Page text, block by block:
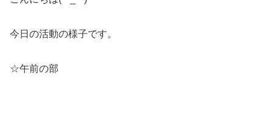
今日の活動の様子です。
☆午前の部